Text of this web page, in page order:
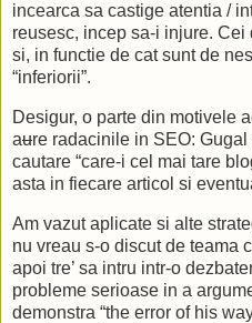
incearca sa castige atentia /
reusesc, incep sa-i injure.
si, in functie de cat sunt de
“inferiorii”.
Desigur, o parte din motivele
aure radacinile in SEO:
cautare “care-i cel mai tare
asta in fiecare articol si
Am vazut aplicate si alte
nu vreau s-o discut de teama
apoi tre’ sa intru intr-o
probleme serioase in a
demonstra “the error of his